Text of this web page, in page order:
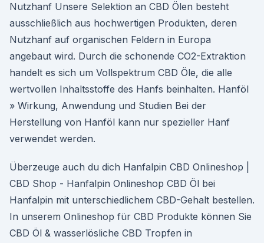
Nutzhanf Unsere Selektion an CBD Ölen besteht
ausschließlich aus hochwertigen Produkten, deren
Nutzhanf auf organischen Feldern in Europa
angebaut wird. Durch die schonende CO2-Extraktion
handelt es sich um Vollspektrum CBD Öle, die alle
wertvollen Inhaltsstoffe des Hanfs beinhalten. Hanföl
» Wirkung, Anwendung und Studien Bei der
Herstellung von Hanföl kann nur spezieller Hanf
verwendet werden.
Überzeuge auch du dich Hanfalpin CBD Onlineshop |
CBD Shop - Hanfalpin Onlineshop CBD Öl bei
Hanfalpin mit unterschiedlichem CBD-Gehalt bestellen.
In unserem Onlineshop für CBD Produkte können Sie
CBD Öl & wasserlösliche CBD Tropfen in